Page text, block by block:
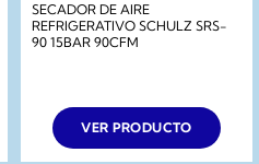
SECADOR DE AIRE
REFRIGERATIVO SCHULZ SRS-
90 15BAR 90CFM
VER PRODUCTO